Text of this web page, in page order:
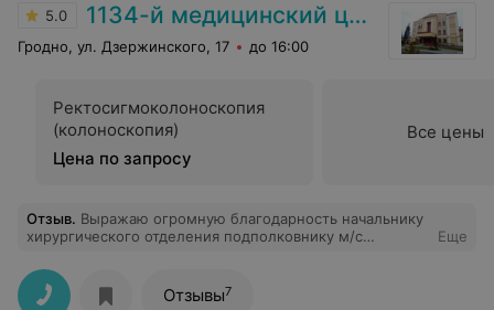
5.0 1134-й медицинский центр ВС РБ
Гродно, ул. Дзержинского, 17 до 16:00
Ректосигмоколоноскопия
(колоноскопия)
Цена по запросу
Все цены
Отзыв. Выражаю огромную благодарность начальнику
хирургического отделения подполковнику м/с
оперативное и в короткие сроки лечение. Спасибо
большое.
Еще
Отзывы7